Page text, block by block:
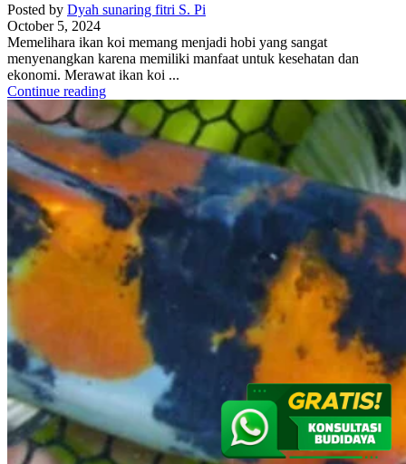
Posted by Dyah sunaring fitri S. Pi
October 5, 2024
Memelihara ikan koi memang menjadi hobi yang sangat
menyenangkan karena memiliki manfaat untuk kesehatan dan
ekonomi. Merawat ikan koi ...
Continue reading